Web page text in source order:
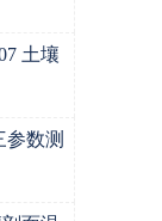
土壤
参数测